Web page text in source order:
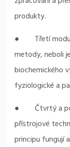
produkty.
● Třetí modul
metody, neboli
biochemického
fyziologické a
● Čtvrtý a
přístrojové
principu fungují